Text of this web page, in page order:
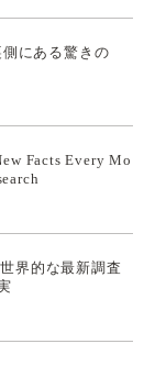
にある驚きの
Facts Every Mo
界的な最新調査